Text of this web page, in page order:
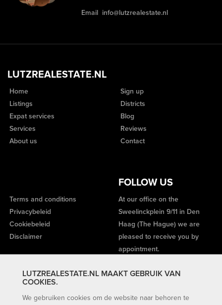
LUTZREALESTATE.NL MAAKT GEBRUIK VAN
COOKIES.
We gebruiken cookies om de website naar behoren te
Email info@lutzrealestate.nl
LUTZREALESTATE.NL
Home
Listings
Expat services
Services
About us
Sign up
Districts
Blog
Reviews
Contact
FOLLOW US
Terms and conditions
Privacybeleid
Cookiebeleid
Disclaimer
At our office on the
Sweelinckplein 9/11 in Den
Haag (The Hague) we are
pleased to receive you by
appointment.